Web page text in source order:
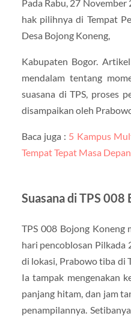
Pada Rabu, 27
hak pilihnya di Tempat
Desa Bojong Koneng,
Kabupaten Bogor.
mendalam tentang
suasana di TPS, proses
disampaikan oleh
Baca juga : 5 Kampus
Tempat Tepat Masa
Suasana di TPS 008
TPS 008 Bojong Koneng
hari pencoblosan Pilkada
di lokasi, Prabowo tiba di
Ia tampak mengenakan
panjang hitam, dan jam
penampilannya.